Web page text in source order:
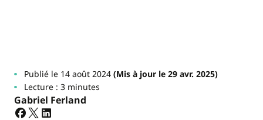
Publié le 14 août 2024(Mis à jour le 29 avr. 2025)
Lecture : 3 minutes
Gabriel Ferland